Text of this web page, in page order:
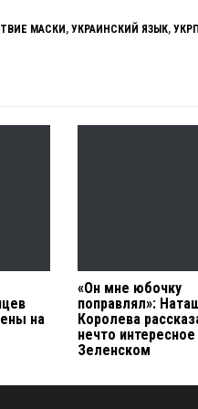
МАСКИ , УКРАИНСКИЙ ЯЗЫК,
на
«Он мне юбочку
поправлял»:
Королева
нечто интересное
Зеленском